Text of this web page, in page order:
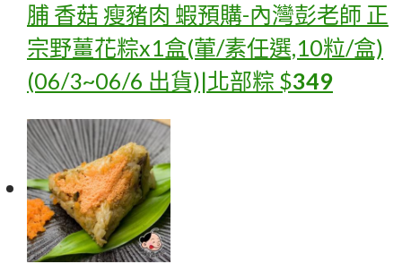
脯 香菇 瘦豬肉 蝦預購-內灣彭老師 正
宗野薑花粽x1盒(葷/素任選,10粒/盒)
(06/3~06/6 出貨)|北部粽 $349